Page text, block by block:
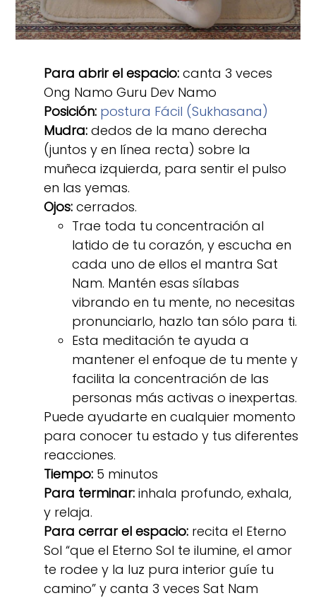
Para abrir el espacio: canta 3 veces
Ong Namo Guru Dev Namo
Posición: postura Fácil (Sukhasana)
Mudra:dedos de la mano derecha
(juntos y en línea recta) sobre la
muñeca izquierda, para sentir el pulso
en las yemas.
Ojos: cerrados.
Trae toda tu concentración al
latido de tu corazón, y escucha en
cada uno de ellos el mantra Sat
Nam. Mantén esas sílabas
vibrando en tu mente, no necesitas
pronunciarlo, hazlo tan sólo para ti.
Esta meditación te ayuda a
mantener el enfoque de tu mente y
facilita la concentración de las
personas más activas o inexpertas.
Puede ayudarte en cualquier momento
para conocer tu estado y tus diferentes
reacciones.
Tiempo: 5 minutos
Para terminar:inhala profundo, exhala,
y relaja.
Para cerrar el espacio: recita el Eterno
Sol “que el Eterno Sol te ilumine, el amor
te rodee y la luz pura interior guíe tu
camino” y canta 3 veces Sat Nam